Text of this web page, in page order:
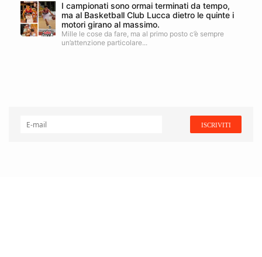
I campionati sono ormai terminati da tempo,
ma al Basketball Club Lucca dietro le quinte i
motori girano al massimo.
Mille le cose da fare, ma al primo posto c’è sempre
un’attenzione particolare...